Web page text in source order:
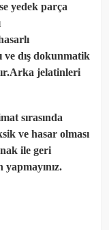
yedek parça
ve dış dokunmatik
jelatinleri
sırasında
ve hasar olması
ile geri